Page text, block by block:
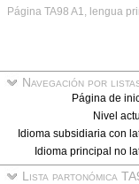
Página TA98 A1, lengua
Navegación por
Página de
Nivel
Idioma subsidiaria con
Idioma principal no
Lista partonómica